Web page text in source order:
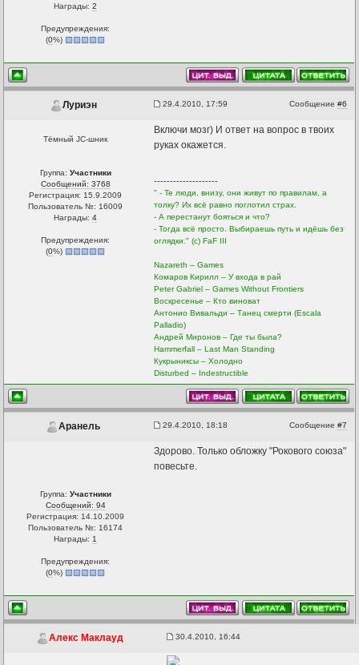
Награды:2
Предупреждения:
(0%)
Луриэн 29.4.2010, 17:59 Сообщение#6
Тёмный JC-шник
Группа: Участники
Сообщений: 3768
Регистрация: 15.9.2009
Пользователь №: 16009
Награды:4
Предупреждения:
(0%)
Включи мозг) И ответ на вопрос в твоих
руках окажется.
--------------------
" - Те люди, внизу, они живут по правилам, а
толку? Их всё равно поглотил страх.
- А перестанут бояться и что?
- Тогда всё просто. Выбираешь путь и идёшь без
оглядки." (с) FaF III
Nazareth – Games
Комаров Кирилл – У входа в рай
Peter Gabriel – Games Without Frontiers
Воскресенье – Кто виноват
Антонио Вивальди – Танец смерти (Escala
Palladio)
Андрей Миронов – Где ты была?
Hammerfall – Last Man Standing
Кукрыниксы – Холодно
Disturbed – Indestructible
Аранель 29.4.2010, 18:18 Сообщение#7
Группа: Участники
Сообщений: 94
Регистрация: 14.10.2009
Пользователь №: 16174
Награды: 1
Предупреждения:
(0%)
Здорово. Только обложку "Рокового союза"
повесьте.
Алекс Маклауд 30.4.2010, 16:44